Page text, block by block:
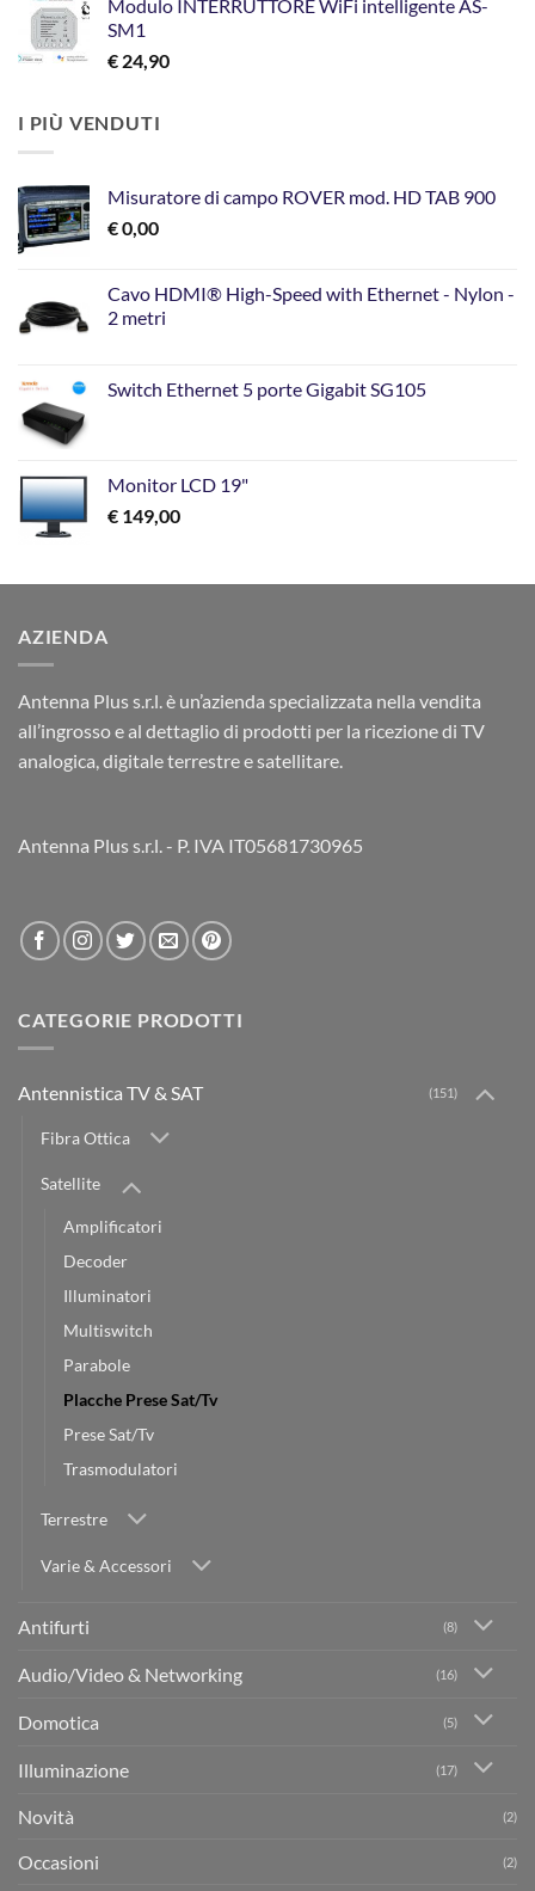
Modulo INTERRUTTORE WiFi intelligente AS-
SM1
€ 24,90
I PIÙ VENDUTI
Misuratore di campo ROVER mod. HD TAB 900
€0,00
Cavo HDMI® High-Speed with Ethernet - Nylon -
2 metri
Switch Ethernet 5 porte Gigabit SG105
Monitor LCD 19"
€ 149,00
AZIENDA
Antenna Plus s.r.l. è un’azienda specializzata nella vendita
all’ingrosso e al dettaglio di prodotti per la ricezione di TV
analogica, digitale terrestre e satellitare.
Antenna Plus s.r.l. - P. IVA IT05681730965
CATEGORIE PRODOTTI
Antennistica TV & SAT (151)
Fibra Ottica
Satellite
Amplificatori
Decoder
Illuminatori
Multiswitch
Parabole
Placche Prese Sat/Tv
Prese Sat/Tv
Trasmodulatori
Terrestre
Varie & Accessori
Antifurti (8)
Audio/Video & Networking (16)
Domotica (5)
Illuminazione (17)
Novità (2)
Occasioni (2)